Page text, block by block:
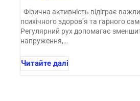
Фізична активність відіграє
психічного здоров’я та гарного
Регулярний рух допомагає
напруження,…
Читайте далі